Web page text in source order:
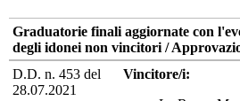
Graduatorie finali aggiornate con
degli idonei non vincitori /
D.D. n. 453 del
28.07.2021
Vincitore/i: